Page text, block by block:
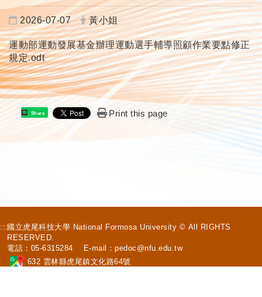
日期：
2026-07-07 發布者：
黃小姐
運動部運動發展基金辦理運動選手輔導照顧作業要點修正
規定.odt
Share Print this page
:::國立虎尾科技大學 National Formosa University © All RIGHTS
RESERVED.
電話：05-6315284 E-mail：pedoc@nfu.edu.tw
632 雲林縣虎尾鎮文化路64號